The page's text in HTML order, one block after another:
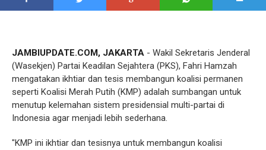
JAMBIUPDATE.COM, JAKARTA - Wakil Sekretaris Jenderal
(Wasekjen) Partai Keadilan Sejahtera (PKS), Fahri Hamzah
mengatakan ikhtiar dan tesis membangun koalisi permanen
seperti Koalisi Merah Putih (KMP) adalah sumbangan untuk
menutup kelemahan sistem presidensial multi-partai di
Indonesia agar menjadi lebih sederhana.
"KMP ini ikhtiar dan tesisnya untuk membangun koalisi